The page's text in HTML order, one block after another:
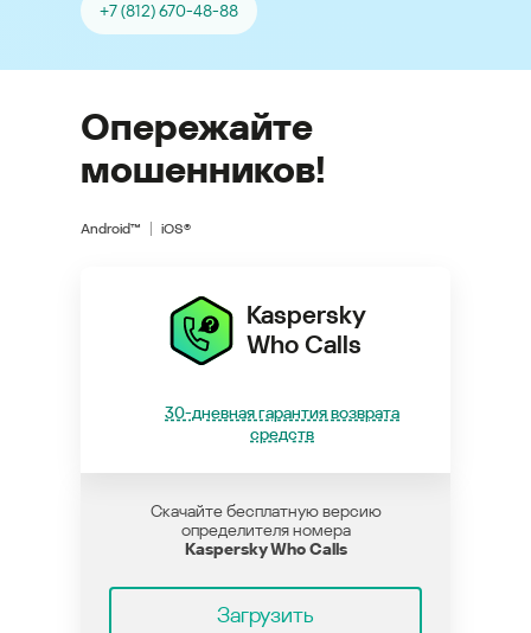
+7 (812) 670-48-88
Опережайте
мошенников!
Android™ iOS®
Kaspersky
Who Calls
30-дневная гарантия возврата
средств
Скачайте бесплатную версию
определителя номера
Kaspersky Who Calls
Загрузить